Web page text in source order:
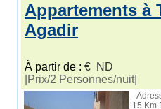
Appartements à
Agadir
À partir de : € ND
|Prix/2 Personnes/nuit|
-
15 Km